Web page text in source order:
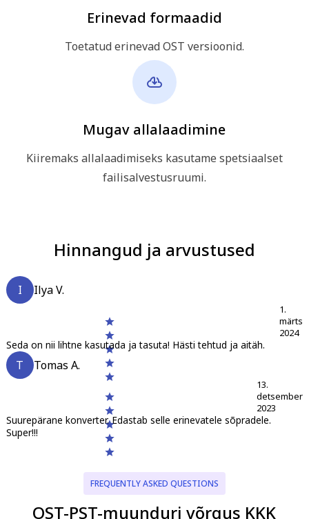
Erinevad formaadid
Toetatud erinevad OST versioonid.
Mugav allalaadimine
Kiiremaks allalaadimiseks kasutame spetsiaalset
failisalvestusruumi.
Hinnangud ja arvustused
I Ilya V.
1.
märts
2024
Seda on nii lihtne kasutada ja tasuta! Hästi tehtud ja aitäh.
T Tomas A.
13.
detsember
2023
Suurepärane konverter. Edastab selle erinevatele sõpradele.
Super!!!
FREQUENTLY ASKED QUESTIONS
OST-PST-muunduri võrgus KKK